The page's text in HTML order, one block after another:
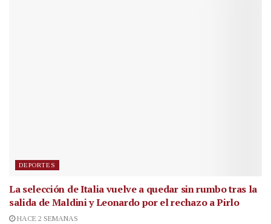
DEPORTES
La selección de Italia vuelve a quedar sin rumbo tras la
salida de Maldini y Leonardo por el rechazo a Pirlo
HACE 2 SEMANAS